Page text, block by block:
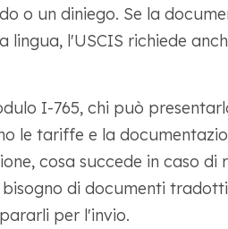
o un diniego. Se la
l'USCIS richiede
I-765, chi può
le tariffe e la
cosa succede in caso di
di documenti
per l'invio.